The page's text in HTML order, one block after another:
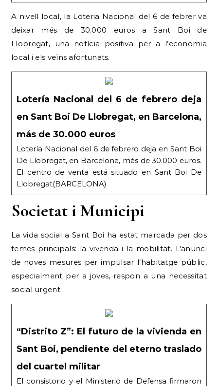
A nivell local, la Loteria Nacional del 6 de febrer va
deixar més de 30.000 euros a Sant Boi de
Llobregat, una notícia positiva per a l’economia
local i els veïns afortunats.
Lotería Nacional del 6 de febrero deja
en Sant Boi De Llobregat, en Barcelona,
más de 30.000 euros
Lotería Nacional del 6 de febrero deja en Sant Boi
De Llobregat, en Barcelona, más de 30.000 euros.
El centro de venta está situado en Sant Boi De
Llobregat(BARCELONA)
Societat i Municipi
La vida social a Sant Boi ha estat marcada per dos
temes principals: la vivenda i la mobilitat. L’anunci
de noves mesures per impulsar l’habitatge públic,
especialment per a joves, respon a una necessitat
social urgent.
“Distrito Z”: El futuro de la vivienda en
Sant Boi, pendiente del eterno traslado
del cuartel militar
El consistorio y el Ministerio de Defensa firmaron